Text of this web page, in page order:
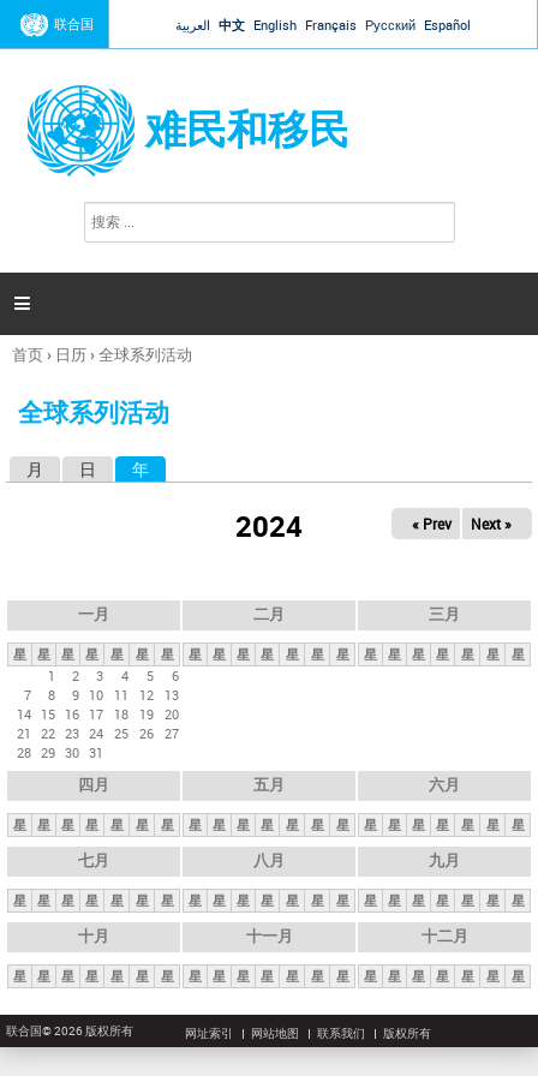
Jump to navigation
联合国 العربية 中文 English Français Русский Español
难民和移民
搜
索

你
这
首页› 日历›全球系列活动
全球系列活动
月 日 年
2024 « Prev Next »
一月
星 星 星 星 星 星
星
1
2 3 4 5
6
7
8 9 10 11 12
13
14 15 16 17 18 19 20
21
22 23 24 25 26 27
28 29 30 31
二月
星 星 星 星 星 星 星
三月
星 星 星 星 星 星 星
四月
星 星 星 星 星 星 星
五月
星 星 星 星 星 星 星
六月
星 星 星 星 星 星 星
七月
星 星 星 星 星 星 星
八月
星 星 星 星 星 星 星
九月
星 星 星 星 星 星 星
十月
星 星 星 星 星 星 星
十一月
星 星 星 星 星 星 星
十二月
星 星 星 星 星 星 星
联合国© 2026 版权所有 网址索引 网站地图 联系我们 版权所有